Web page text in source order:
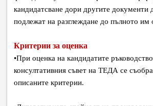
кандидатсване дори другите документи
подлежат на разглеждане до пълното им
Критерии за оценка
•При оценка на кандидатите
консултативния съвет на ТЕДА се
описаните критерии.